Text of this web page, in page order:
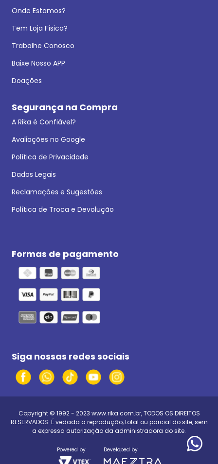
Onde Estamos?
Tem Loja Física?
Trabalhe Conosco
Baixe Nosso APP
Doações
Segurança na Compra
A Rika é Confiável?
Avaliações no Google
Política de Privacidade
Dados Legais
Reclamações e Sugestões
Política de Troca e Devolução
Formas de pagamento
Siga nossas redes sociais
Copyright © 1992 - 2023 www.rika.com.br, TODOS OS DIREITOS
RESERVADOS. É vedada a reprodução, total ou parcial do site, sem
a expressa autorização da administradora do site.
Powered by Developed by